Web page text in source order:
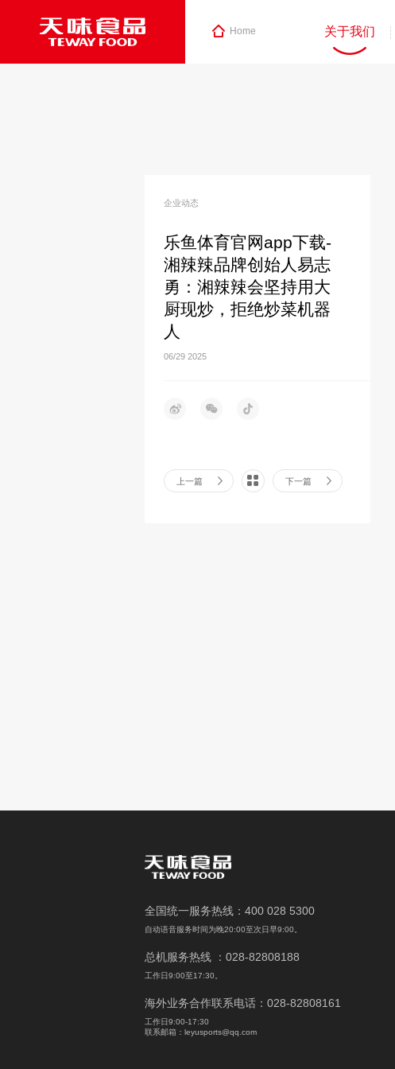
Home 关于我们
企业动态
乐鱼体育官网app下载-
湘辣辣品牌创始人易志
勇：湘辣辣会坚持用大
厨现炒，拒绝炒菜机器
人
06/29 2025
上一篇 下一篇
全国统一服务热线：400 028 5300
自动语音服务时间为晚20:00至次日早9:00。
总机服务热线 ：028-82808188
工作日9:00至17:30。
海外业务合作联系电话：028-82808161
工作日9:00-17:30
联系邮箱：leyusports@qq.com